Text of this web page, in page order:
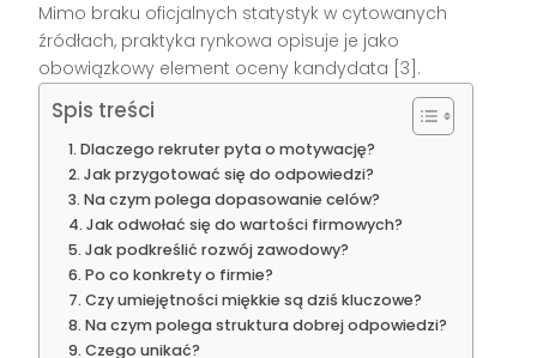
Mimo braku oficjalnych statystyk w cytowanych
źródłach, praktyka rynkowa opisuje je jako
obowiązkowy element oceny kandydata [3].
Spis treści
Dlaczego rekruter pyta o motywację?
Jak przygotować się do odpowiedzi?
Na czym polega dopasowanie celów?
Jak odwołać się do wartości firmowych?
Jak podkreślić rozwój zawodowy?
Po co konkrety o firmie?
Czy umiejętności miękkie są dziś kluczowe?
Na czym polega struktura dobrej odpowiedzi?
Czego unikać?